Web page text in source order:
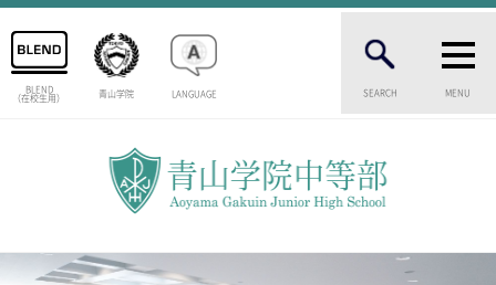
BLEND
（在校生用） 青山学院 LANGUAGE SEARCH MENU
中等部の歴史